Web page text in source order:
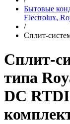
Бытовые
Electrolux,
/
Сплит-
Сплит-
типа
DC